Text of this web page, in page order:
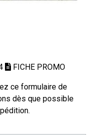
FICHE PROMO
ce formulaire de
dès que possible